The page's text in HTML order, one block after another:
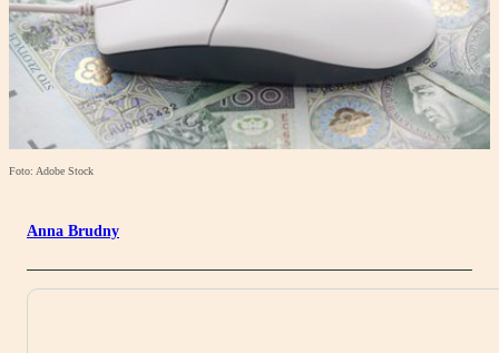
Foto: Adobe Stock
Anna Brudny